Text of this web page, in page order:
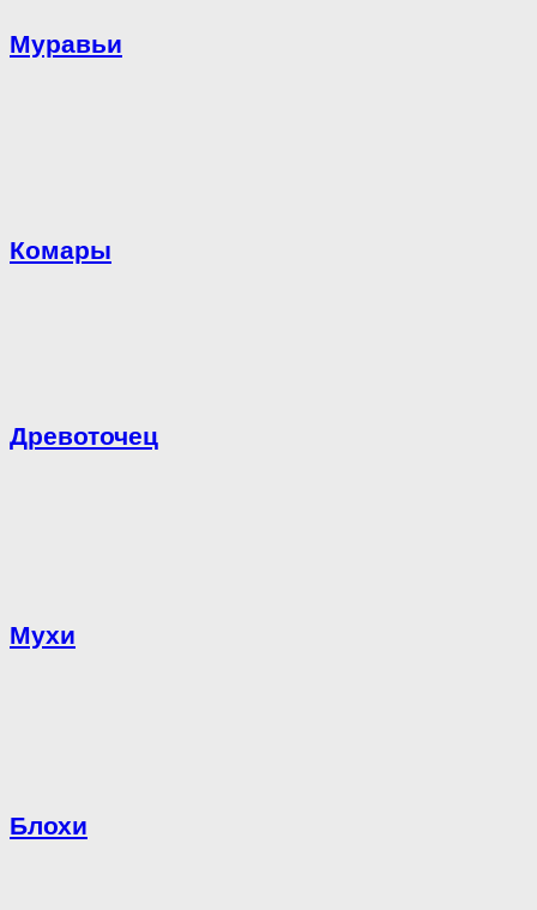
Муравьи
Комары
Древоточец
Мухи
Блохи